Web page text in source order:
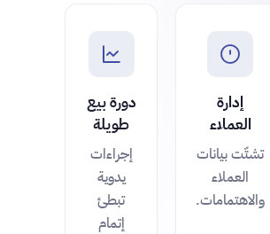
إدارة
العملاء
تشتّت بيانات
العملاء
والاهتمامات.
دورة بيع
طويلة
إجراءات
يدوية
تبطئ
إتمام